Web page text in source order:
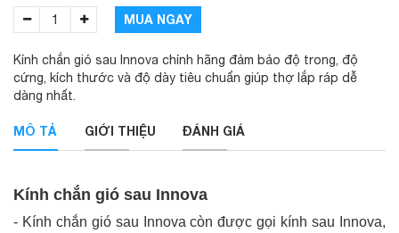
MUA NGAY
Kính chắn gió sau Innova chính hãng đảm bảo độ trong, độ
cứng, kích thước và độ dày tiêu chuẩn giúp thợ lắp ráp dễ
dàng nhất.
MÔ TẢ GIỚI THIỆU ĐÁNH GIÁ
Kính chắn gió sau Innova
- Kính chắn gió sau Innova còn được gọi kính sau Innova,